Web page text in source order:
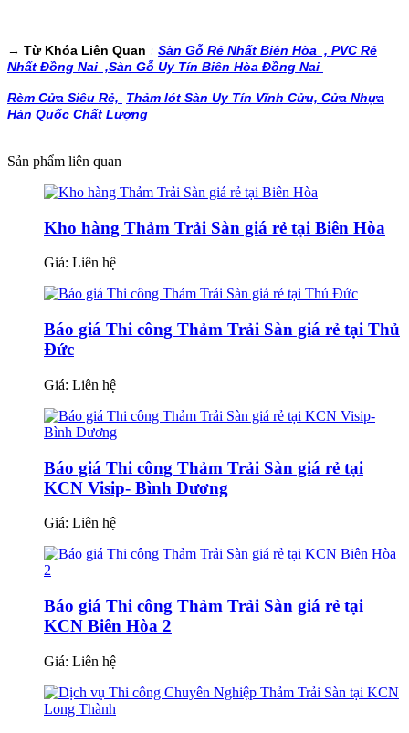
→ Từ Khóa Liên Quan Sàn Gỗ Rẻ Nhất Biên Hòa , PVC Rẻ
Nhất Đồng Nai ,Sàn Gỗ Uy Tín Biên Hòa Đồng Nai
Rèm Cửa Siêu Rẻ, Thảm lót Sàn Uy Tín Vĩnh Cửu, Cửa Nhựa
Hàn Quốc Chất Lượng
Sản phẩm liên quan
Kho hàng Thảm Trải Sàn giá rẻ tại Biên Hòa
Giá: Liên hệ
Báo giá Thi công Thảm Trải Sàn giá rẻ tại Thủ
Đức
Giá: Liên hệ
Báo giá Thi công Thảm Trải Sàn giá rẻ tại
KCN Visip- Bình Dương
Giá: Liên hệ
Báo giá Thi công Thảm Trải Sàn giá rẻ tại
KCN Biên Hòa 2
Giá: Liên hệ